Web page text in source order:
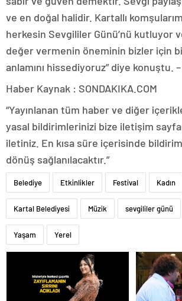
ve en doğal halidir. Kartallı
herkesin Sevgililer Günü’nü kutluyor
değer vermenin öneminin bizler için
anlamını hissediyoruz” diye konuştu.
Haber Kaynak : SONDAKIKA.COM
“Yayınlanan tüm haber ve diğer
yasal bildirimlerinizi bize iletişim
iletiniz. En kısa süre içerisinde
dönüş sağlanılacaktır.”
Belediye Etkinlikler Festival Kadın
Kartal Belediyesi Müzik sevgililer günü
Yaşam Yerel